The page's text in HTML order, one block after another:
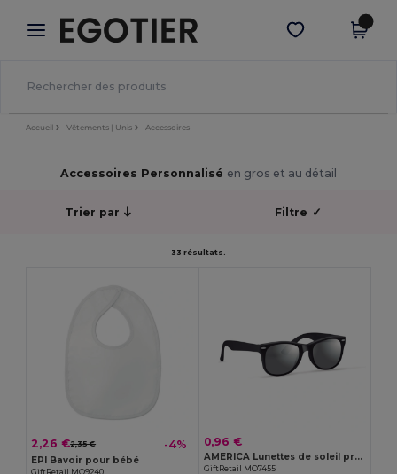
× Appli Egotier
Meilleurs prix sur l’app !
Obtenir l'appli
Accueil Vêtements | Unis Accessoires
Accessoires Personnalisé en gros et au détail
Trier par Filtre ✓
33 résultats.
2,26 €2,35 € -4%
EPI Bavoir pour bébé
0,96 €
AMERICA Lunettes de soleil protect UV
GiftRetail MO7455